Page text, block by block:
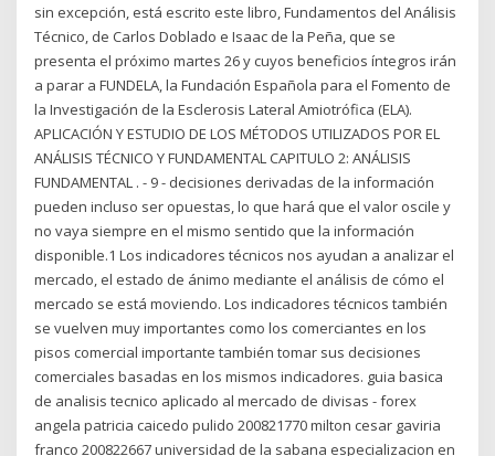
sin excepción, está escrito este libro, Fundamentos del Análisis
Técnico, de Carlos Doblado e Isaac de la Peña, que se
presenta el próximo martes 26 y cuyos beneficios íntegros irán
a parar a FUNDELA, la Fundación Española para el Fomento de
la Investigación de la Esclerosis Lateral Amiotrófica (ELA).
APLICACIÓN Y ESTUDIO DE LOS MÉTODOS UTILIZADOS POR EL
ANÁLISIS TÉCNICO Y FUNDAMENTAL CAPITULO 2: ANÁLISIS
FUNDAMENTAL . - 9 - decisiones derivadas de la información
pueden incluso ser opuestas, lo que hará que el valor oscile y
no vaya siempre en el mismo sentido que la información
disponible.1 Los indicadores técnicos nos ayudan a analizar el
mercado, el estado de ánimo mediante el análisis de cómo el
mercado se está moviendo. Los indicadores técnicos también
se vuelven muy importantes como los comerciantes en los
pisos comercial importante también tomar sus decisiones
comerciales basadas en los mismos indicadores. guia basica
de analisis tecnico aplicado al mercado de divisas - forex
angela patricia caicedo pulido 200821770 milton cesar gaviria
franco 200822667 universidad de la sabana especializacion en